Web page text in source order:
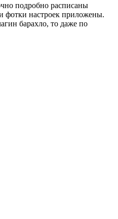
подробно расписаны
фотки настроек приложены.
барахло, то даже по